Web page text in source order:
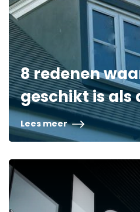
8 redenen
geschikt is als
Lees meer